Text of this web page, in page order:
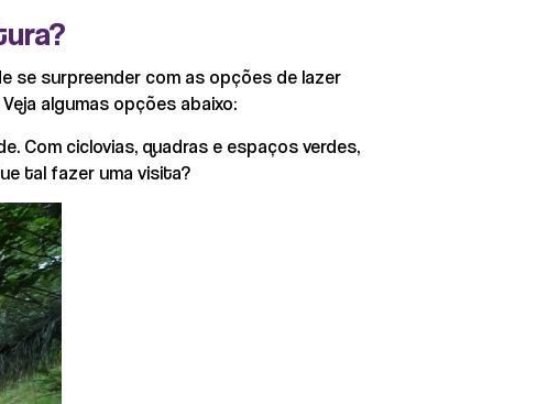
se surpreender com as opções de lazer
algumas opções abaixo:
Com ciclovias, quadras e espaços verdes,
tal fazer uma visita?